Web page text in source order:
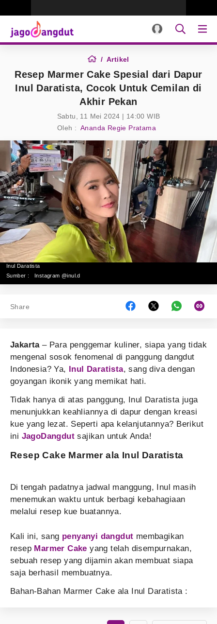
Artikel
Resep Marmer Cake Spesial dari Dapur
Inul Daratista, Cocok Untuk Cemilan di
Akhir Pekan
Sabtu, 11 Mei 2024 | 14:00 WIB
Oleh : Ananda Regie Pratama
Inul Daratista
Sumber :
Instagram @inul.d
Share
Jakarta– Para penggemar kuliner, siapa yang tidak
mengenal sosok fenomenal di panggung dangdut
Indonesia? Ya, Inul Daratista, sang diva dengan
goyangan ikonik yang memikat hati.
Tidak hanya di atas panggung, Inul Daratista juga
menunjukkan keahliannya di dapur dengan kreasi
kue yang lezat. Seperti apa kelanjutannya? Berikut
ini JagoDangdut sajikan untuk Anda!
Resep Cake Marmer ala Inul Daratista
Di tengah padatnya jadwal manggung, Inul masih
menemukan waktu untuk berbagi kebahagiaan
melalui resep kue buatannya.
Kali ini, sang penyanyi dangdut membagikan
resep Marmer Cake yang telah disempurnakan,
sebuah resep yang dijamin akan membuat siapa
saja berhasil membuatnya.
Bahan-Bahan Marmer Cake ala Inul Daratista :